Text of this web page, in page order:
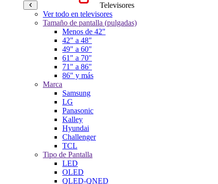
Televisores
Ver todo en televisores
Tamaño de pantalla (pulgadas)
Menos de 42"
42" a 48"
49" a 60"
61" a 70"
71" a 86"
86" y más
Marca
Samsung
LG
Panasonic
Kalley
Hyundai
Challenger
TCL
Tipo de Pantalla
LED
OLED
QLED-QNED